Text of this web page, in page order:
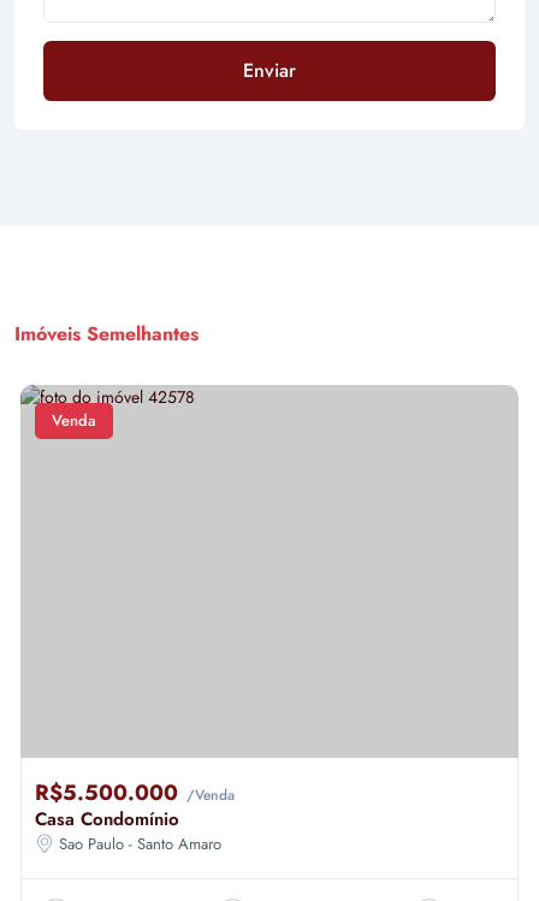
Enviar
Imóveis Semelhantes
Venda
R$5.500.000 /Venda
Casa Condomínio
Sao Paulo - Santo Amaro